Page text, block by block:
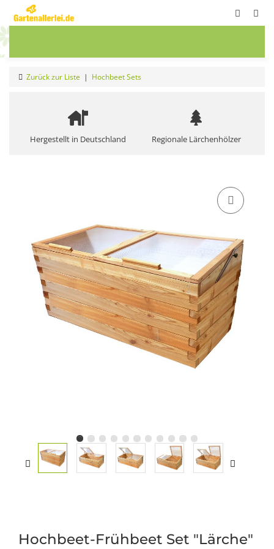
Zurück zur Liste Hochbeet Sets
Hergestellt in Deutschland Regionale Lärchenhölzer
Hochbeet-Frühbeet Set "Lärche"